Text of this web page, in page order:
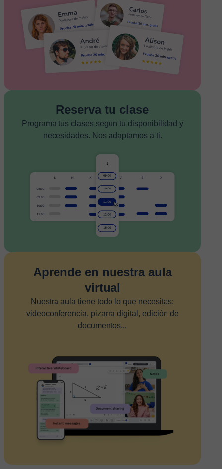
Reserva tu clase
Programa tus clases según tu disponibilidad y
necesidades. Nos adaptamos a ti.
Aprende en nuestra aula
virtual
Nuestra aula tiene todo lo que necesitas:
videoconferencia, pizarra digital, edición de
documentos...